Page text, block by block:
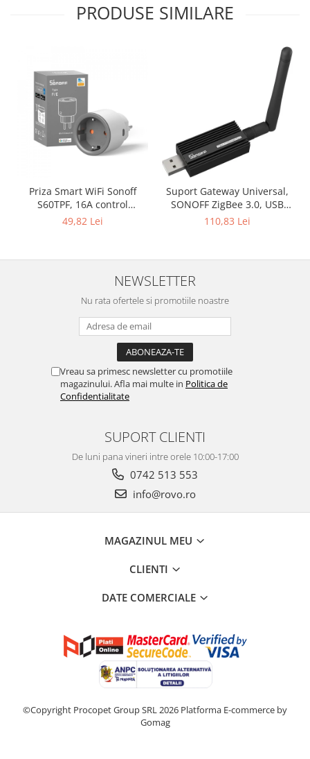
PRODUSE SIMILARE
Priza Smart WiFi Sonoff
S60TPF, 16A control
Smartphone
49,82 Lei
Suport Gateway Universal,
SONOFF ZigBee 3.0, USB
ZBDongle-E Plus
110,83 Lei
NEWSLETTER
Nu rata ofertele si promotiile noastre
Vreau sa primesc newsletter cu promotiile
magazinului. Afla mai multe in Politica de
Confidentialitate
SUPORT CLIENTI
De luni pana vineri intre orele 10:00-17:00
0742 513 553
info@rovo.ro
MAGAZINUL MEU
CLIENTI
DATE COMERCIALE
©Copyright Procopet Group SRL 2026 Platforma E-commerce by
Gomag